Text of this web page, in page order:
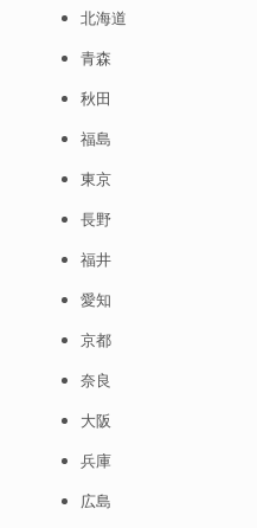
北海道
青森
秋田
福島
東京
長野
福井
愛知
京都
奈良
大阪
兵庫
広島